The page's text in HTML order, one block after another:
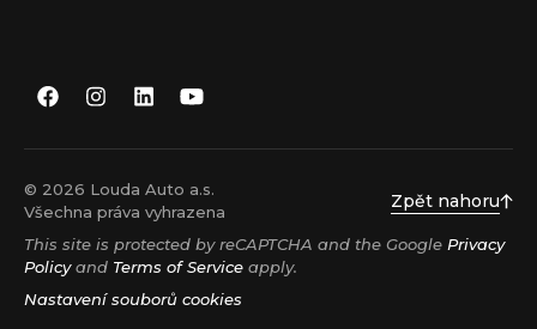
© 2026 Louda Auto a.s.
Všechna práva vyhrazena
Zpět nahoru
This site is protected by reCAPTCHA and the Google Privacy
Policyand Terms of Service apply.
Nastavení souborů cookies